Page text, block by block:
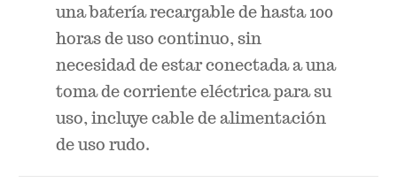
una batería recargable de hasta 100
horas de uso continuo, sin
necesidad de estar conectada a una
toma de corriente eléctrica para su
uso, incluye cable de alimentación
de uso rudo.